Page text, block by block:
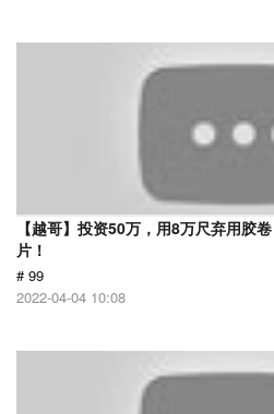
【越哥】投资50万，用8万尺弃用胶
片！
# 99
2022-04-04 10:08